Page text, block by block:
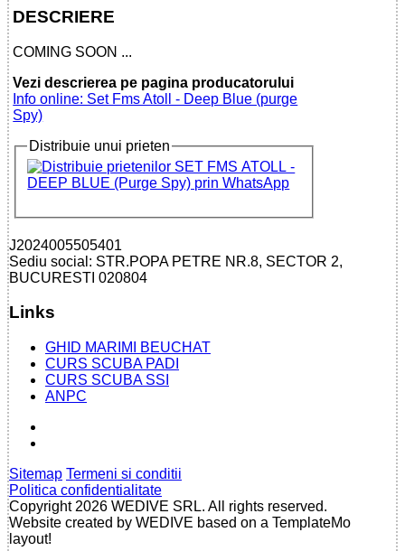
DESCRIERE
COMING SOON ...
Vezi descrierea pe pagina producatorului
Info online: Set Fms Atoll - Deep Blue (purge
Spy)
Distribuie unui prieten
J2024005505401
Sediu social: STR.POPA PETRE NR.8, SECTOR 2,
BUCURESTI 020804
Links
GHID MARIMI BEUCHAT
CURS SCUBA PADI
CURS SCUBA SSI
ANPC
Sitemap Termeni si conditii
Politica confidentialitate
Copyright 2026 WEDIVE SRL. All rights reserved.
Website created by WEDIVE based on a TemplateMo
layout!